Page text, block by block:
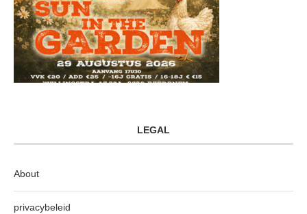
LEGAL
About
privacybeleid